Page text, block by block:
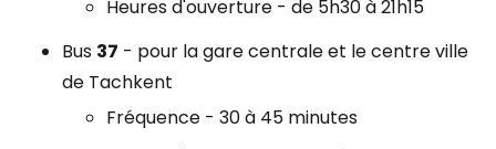
Heures d'ouverture - de 5h30 à 21h15
Bus 37 - pour la gare centrale et le centre ville
de Tachkent
Fréquence - 30 à 45 minutes